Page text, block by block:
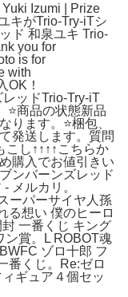
Izumi | Prize
キがTrio-Try-iTシ
ド 和泉ユキ Trio-
you for
is for
with
OK！
ッドTrio-Try-iT
⭐商品の状態新品
ります。⭐梱包、
発送します。質問
し↑↑↑↑こちらか
購入でお値引きい
ンバーンズレッド
メルカリ。
ーパーサイヤ人孫
る想い 僕のヒーロ
一番くじ キング
賞。L ROBOT魂
ゾロ十郎 フ
番くじ。Re:ゼロ
ギュア４個セッ